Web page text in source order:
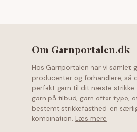
Om Garnportalen.dk
Hos Garnportalen har vi samlet
producenter og forhandlere, så
perfekt garn til dit næste
garn på tilbud, garn efter type,
bestemt strikkefasthed, en
kombination. Læs mere.